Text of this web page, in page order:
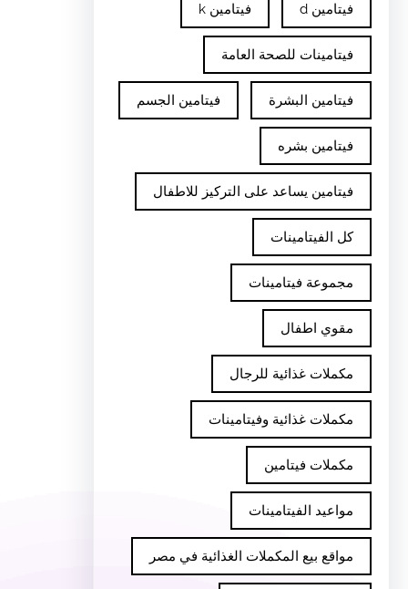
فيتامين d فيتامين k
فيتامينات للصحة العامة
فيتامين البشرة فيتامين الجسم
فيتامين بشره
فيتامين يساعد على التركيز للاطفال
كل الفيتامينات
مجموعة فيتامينات
مقوي اطفال
مكملات غذائية للرجال
مكملات غذائية وفيتامينات
مكملات فيتامين
مواعيد الفيتامينات
مواقع بيع المكملات الغذائية في مصر